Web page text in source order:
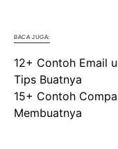
BACA JUGA:
12+ Contoh Email
Tips Buatnya
15+ Contoh
Membuatnya